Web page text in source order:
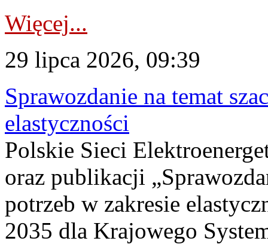
Więcej...
29 lipca 2026, 09:39
Sprawozdanie na temat
elastyczności
Polskie Sieci
oraz publikacji
potrzeb w zakresie
2035 dla Krajowego